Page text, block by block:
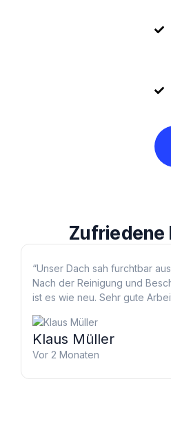
Zufriedene
“Unser Dach sah furchtbar
Nach der Reinigung und
ist es wie neu. Sehr gute
Klaus Müller
Vor 2 Monaten